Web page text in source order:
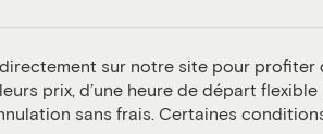
sur notre site pour profiter
prix, d’une heure de départ
sans frais. Certaines